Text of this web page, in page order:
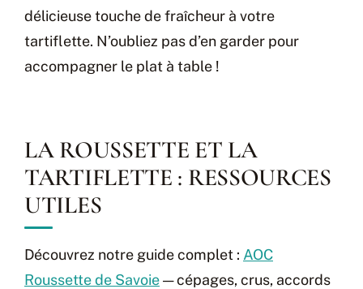
délicieuse touche de fraîcheur à votre
tartiflette. N’oubliez pas d’en garder pour
accompagner le plat à table !
LA ROUSSETTE ET LA
TARTIFLETTE : RESSOURCES
UTILES
Découvrez notre guide complet : AOC
Roussette de Savoie— cépages, crus, accords